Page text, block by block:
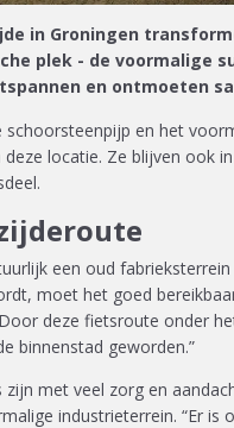
in Groningen
plek - de voormalige
en ontmoeten
schoorsteenpijp en het
deze locatie. Ze blijven ook
een oud
moet het goed
deze fietsroute onder
binnenstad geworden.”
zijn met veel zorg en
industrieterrein. “Er